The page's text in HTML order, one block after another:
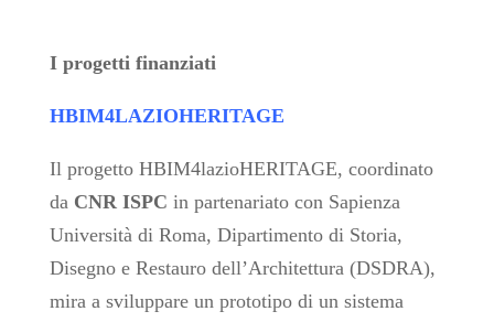
I progetti finanziati
HBIM4LAZIOHERITAGE
Il progetto HBIM4lazioHERITAGE, coordinato
da CNR ISPC in partenariato con Sapienza
Università di Roma, Dipartimento di Storia,
Disegno e Restauro dell’Architettura (DSDRA),
mira a sviluppare un prototipo di un sistema